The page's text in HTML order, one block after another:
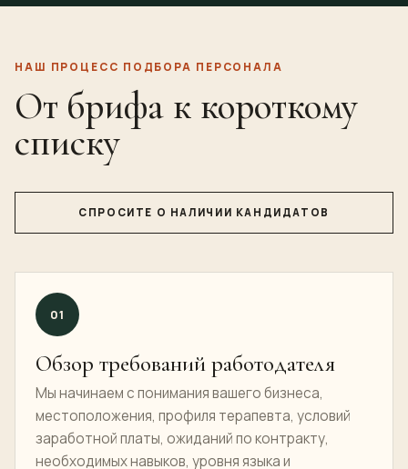
НАШ ПРОЦЕСС ПОДБОРА ПЕРСОНАЛА
От брифа к короткому
списку
СПРОСИТЕ О НАЛИЧИИ КАНДИДАТОВ
01
Обзор требований работодателя
Мы начинаем с понимания вашего бизнеса,
местоположения, профиля терапевта, условий
заработной платы, ожиданий по контракту,
необходимых навыков, уровня языка и